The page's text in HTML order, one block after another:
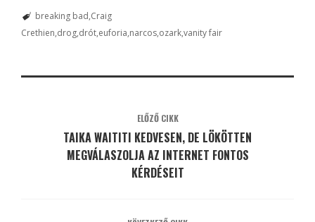
breaking bad Craig
Crethien drog drót euforia narcos ozarkvanity fair
ELŐZŐ CIKK
TAIKA WAITITI KEDVESEN, DE LÖKÖTTEN
MEGVÁLASZOLJA AZ INTERNET FONTOS
KÉRDÉSEIT